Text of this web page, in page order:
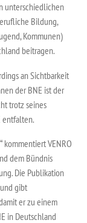
unterschiedlichen
Bildung,
Kommunen)
beitragen.
an Sichtbarkeit
der BNE ist der
trotz seines
entfalten.
“ kommentiert VENRO
dem Bündnis
Die Publikation
gibt
er zu einem
in Deutschland